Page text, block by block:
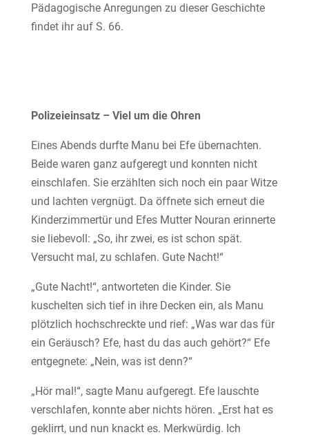
Pädagogische Anregungen zu dieser Geschichte
findet ihr auf S. 66.
Polizeieinsatz – Viel um die Ohren
Eines Abends durfte Manu bei Efe übernachten.
Beide waren ganz aufgeregt und konnten nicht
einschlafen. Sie erzählten sich noch ein paar Witze
und lachten vergnügt. Da öffnete sich erneut die
Kinderzimmertür und Efes Mutter Nouran erinnerte
sie liebevoll: „So, ihr zwei, es ist schon spät.
Versucht mal, zu schlafen. Gute Nacht!“
„Gute Nacht!“, antworteten die Kinder. Sie
kuschelten sich tief in ihre Decken ein, als Manu
plötzlich hochschreckte und rief: „Was war das für
ein Geräusch? Efe, hast du das auch gehört?“ Efe
entgegnete: „Nein, was ist denn?“
„Hör mal!“, sagte Manu aufgeregt. Efe lauschte
verschlafen, konnte aber nichts hören. „Erst hat es
geklirrt, und nun knackt es. Merkwürdig. Ich